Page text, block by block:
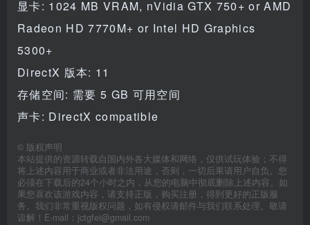
显卡: 1024 MB VRAM, nVidia GTX 750+ or AMD
Radeon HD 7770M+ or Intel HD Graphics
5300+
DirectX 版本: 11
存储空间: 需要 5 GB 可用空间
声卡: DirectX compatible
© 版权声明
本站提供的资源转载自国内外各大媒体和网络，仅供试玩体验；不得
将上述内容用于商业或者非法用途，否则，一切后果请用户自负。您
必须在下载后的24个小时之内，从您的电脑中彻底删除上述内容。如
果您喜欢该游戏内容，请支持正版，购买注册，得到更好的正版服
务。我们非常重视版权问题，如有侵权请邮件与我们联系处理。敬请
谅解！E-mail：jctgfei@gmail.com